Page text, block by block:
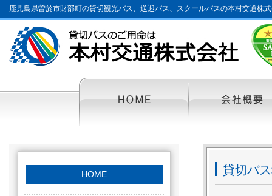
鹿児島県曽於市財部町の貸切観光バス、送迎バス、スクールバスの本村交通株
HOME 貸切バ